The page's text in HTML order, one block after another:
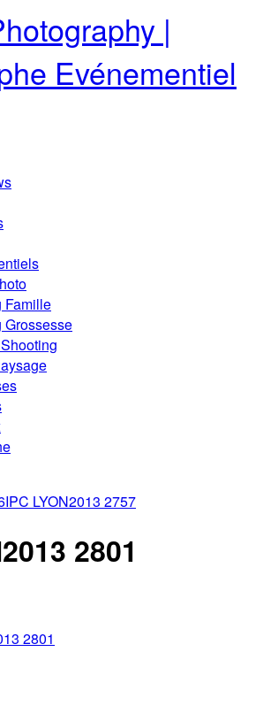
|
Evénementiel
Famille
Grossesse
IPC LYON2013 2757
2801